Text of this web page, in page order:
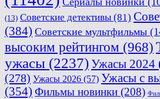
(13) Советские детективы (81)
(384) Советские мультфильмы
высоким рейтингом (968)
ужасы (2237)Ужасы 2024
(278) Ужасы 2026 (57) Ужасы с
(354) Фильмы новинки (208)